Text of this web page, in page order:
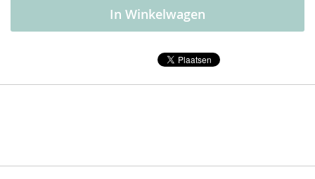
In Winkelwagen